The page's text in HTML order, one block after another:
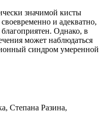
значимой кисты
и адекватно,
Однако, в
может наблюдаться
синдром умеренной
Степана Разина,